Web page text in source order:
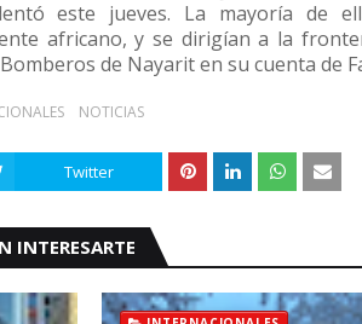
este jueves. La mayoría de
africano, y se dirigían a la
de Nayarit en su cuenta de
NOTICIAS
Twitter
INTERESARTE